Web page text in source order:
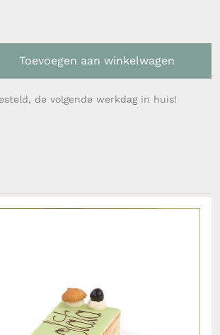
Toevoegen aan winkelwagen
de volgende werkdag in huis!